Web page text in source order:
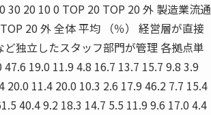
30 20 10 0 TOP 20 TOP 20 外 製造業流通
20 外 全体 平均 （％） 経営層が直接
独立したスタッフ部門が管理 各拠点単
19.0 11.9 4.8 16.7 13.7 15.7 9.8 3.9
20.0 11.4 20.0 10.3 2.6 17.9 46.2 7.7 15.4
40.4 9.2 18.3 14.7 5.5 11.9 9.6 17.0 4.4